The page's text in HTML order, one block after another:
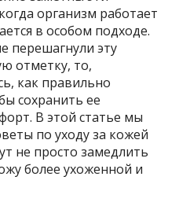
организм работает
в особом подходе.
перешагнули эту
отметку, то,
как правильно
сохранить ее
В этой статье мы
по уходу за кожей
не просто замедлить
более ухоженной и